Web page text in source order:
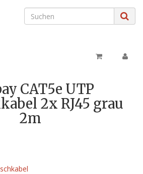
CAT5e UTP
2x RJ45 grau
2m